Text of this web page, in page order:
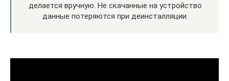
делается вручную. Не скачанные на устройство
данные потеряются при деинсталляции.